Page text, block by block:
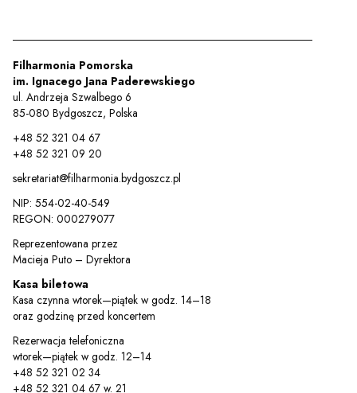
Polityka prywatności
Praca
Filharmonia Pomorska
im. Ignacego Jana Paderewskiego
ul. Andrzeja Szwalbego 6
85-080 Bydgoszcz, Polska
+48 52 321 04 67
+48 52 321 09 20
sekretariat@filharmonia.bydgoszcz.pl
NIP: 554-02-40-549
REGON: 000279077
Reprezentowana przez
Macieja Puto – Dyrektora
Kasa biletowa
Kasa czynna wtorek—piątek w godz. 14–18
oraz godzinę przed koncertem
Rezerwacja telefoniczna
wtorek—piątek w godz. 12–14
+48 52 321 02 34
+48 52 321 04 67 w. 21